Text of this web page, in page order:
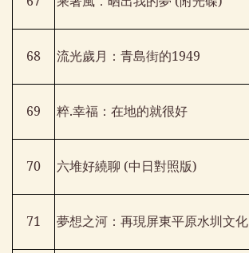
68 流光歲月：青島街的1949
69 粹.幸福：在地的就很好
70 六堆好繞聊 (中日對照版)
71 夢想之河：再現屏東平原水圳文化